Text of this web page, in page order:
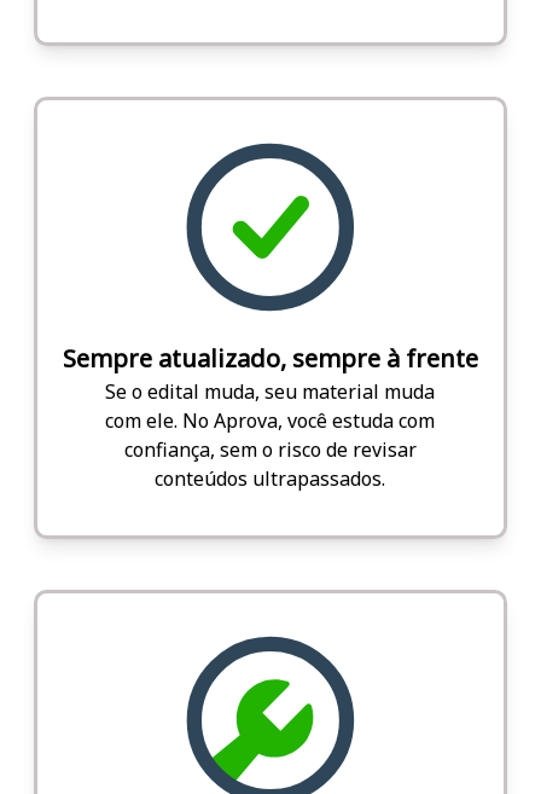
Sempre atualizado, sempre à frente
Se o edital muda, seu material muda
com ele. No Aprova, você estuda com
confiança, sem o risco de revisar
conteúdos ultrapassados.